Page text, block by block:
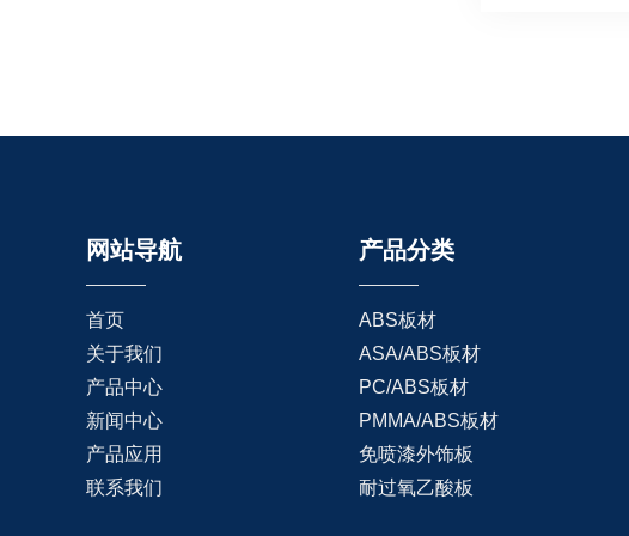
网站导航
首页
关于我们
产品中心
新闻中心
产品应用
联系我们
产品分类
ABS板材
ASA/ABS板材
PC/ABS板材
PMMA/ABS板材
免喷漆外饰板
耐过氧乙酸板